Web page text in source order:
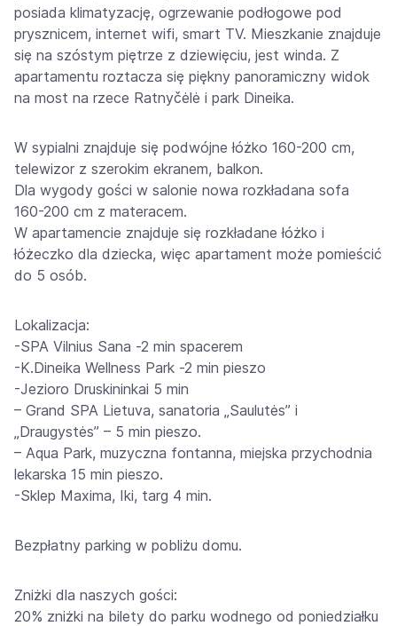
posiada klimatyzację, ogrzewanie podłogowe pod
prysznicem, internet wifi, smart TV. Mieszkanie znajduje
się na szóstym piętrze z dziewięciu, jest winda. Z
apartamentu roztacza się piękny panoramiczny widok
na most na rzece Ratnyčėlė i park Dineika.
W sypialni znajduje się podwójne łóżko 160-200 cm,
telewizor z szerokim ekranem, balkon.
Dla wygody gości w salonie nowa rozkładana sofa
160-200 cm z materacem.
W apartamencie znajduje się rozkładane łóżko i
łóżeczko dla dziecka, więc apartament może pomieścić
do 5 osób.
Lokalizacja:
-SPA Vilnius Sana -2 min spacerem
-K.Dineika Wellness Park -2 min pieszo
-Jezioro Druskininkai 5 min
– Grand SPA Lietuva, sanatoria „Saulutės” i
„Draugystės” – 5 min pieszo.
– Aqua Park, muzyczna fontanna, miejska przychodnia
lekarska 15 min pieszo.
-Sklep Maxima, Iki, targ 4 min.
Bezpłatny parking w pobliżu domu.
Zniżki dla naszych gości:
20% zniżki na bilety do parku wodnego od poniedziałku